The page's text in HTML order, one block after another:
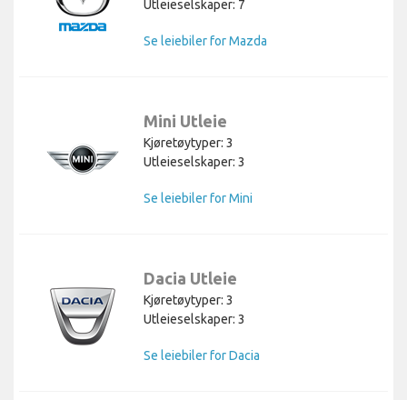
Utleieselskaper: 7
Se leiebiler for Mazda
Mini Utleie
Kjøretøytyper: 3
Utleieselskaper: 3
Se leiebiler for Mini
Dacia Utleie
Kjøretøytyper: 3
Utleieselskaper: 3
Se leiebiler for Dacia